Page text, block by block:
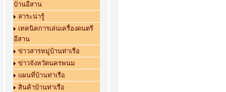
บ้านอีสาน
สาระน่ารู้
เทคนิคการเล่นเครื่องดนตรี
อีสาน
ข่าวสารหมู่บ้านท่าเรือ
ข่าวจังหวัดนครพนม
แผนที่บ้านท่าเรือ
สินค้าบ้านท่าเรือ